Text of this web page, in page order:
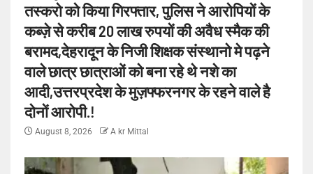
तस्करो को किया गिरफ्तार, पुलिस ने आरोपियों के
कब्ज़े से करीब 20 लाख रुपयों की अवैध स्मैक की
बरामद,देहरादून के निजी शिक्षक संस्थानो मे पढ़ने
वाले छात्र छात्राओं को बना रहे थे नशे का
आदी,उत्तरप्रदेश के मुज़फ्फरनगर के रहने वाले है
दोनों आरोपी.!
August 8, 2026 A kr Mittal